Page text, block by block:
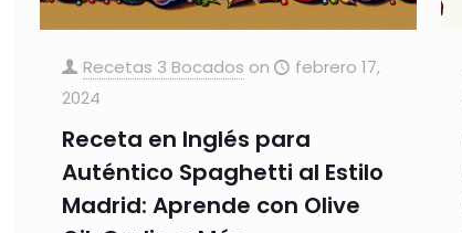
Recetas 3 Bocados on
febrero 17,
2024
Receta en Inglés para
Auténtico Spaghetti al Estilo
Madrid: Aprende con Olive